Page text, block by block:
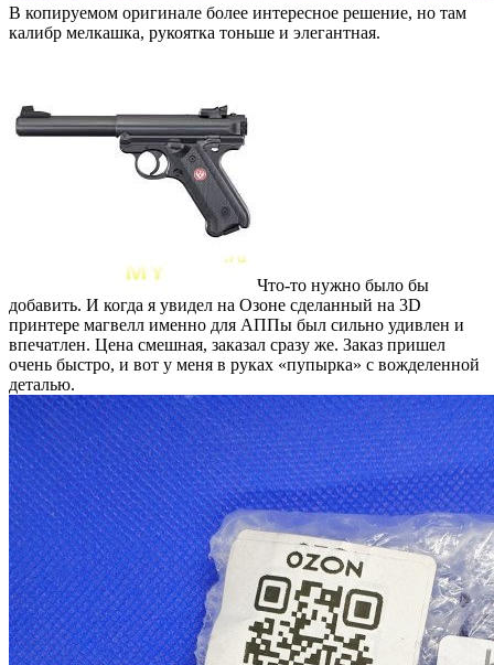
В копируемом оригинале более интересное решение, но там
калибр мелкашка, рукоятка тоньше и элегантная.
Что-то нужно было бы
добавить. И когда я увидел на Озоне сделанный на 3D
принтере магвелл именно для АППы был сильно удивлен и
впечатлен. Цена смешная, заказал сразу же. Заказ пришел
очень быстро, и вот у меня в руках «пупырка» с вожделенной
деталью.